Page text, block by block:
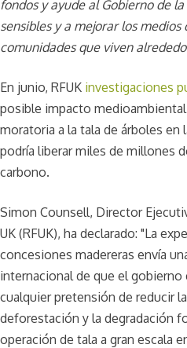
fondos y ayude al Gobierno de
sensibles y a mejorar los medios
comunidades que viven
En junio, RFUK investigaciones
posible impacto
moratoria a la tala de árboles en
podría liberar miles de millones
carbono.
Simon Counsell, Director
UK (RFUK), ha declarado: "La
concesiones madereras envía
internacional de que el gobierno
cualquier pretensión de reducir
deforestación y la degradación
operación de tala a gran escala